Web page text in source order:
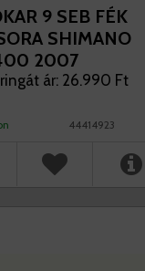
9 SEB FÉK
SHIMANO
2007
ár: 26.990 Ft
44414923